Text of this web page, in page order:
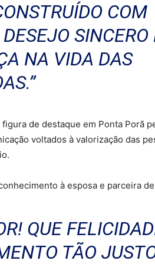
COM
SINCERO
NA VIDA DAS
de destaque em Ponta Porã
voltados à valorização das
à esposa e parceira
QUE
TÃO